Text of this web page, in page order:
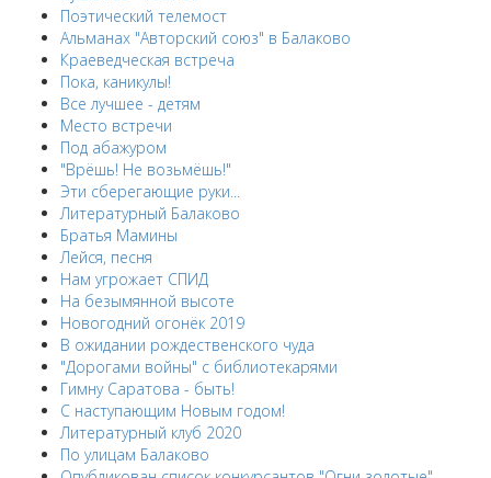
Поэтический телемост
Альманах "Авторский союз" в Балаково
Краеведческая встреча
Пока, каникулы!
Все лучшее - детям
Место встречи
Под абажуром
"Врёшь! Не возьмёшь!"
Эти сберегающие руки...
Литературный Балаково
Братья Мамины
Лейся, песня
Нам угрожает СПИД
На безымянной высоте
Новогодний огонёк 2019
В ожидании рождественского чуда
"Дорогами войны" с библиотекарями
Гимну Саратова - быть!
С наступающим Новым годом!
Литературный клуб 2020
По улицам Балаково